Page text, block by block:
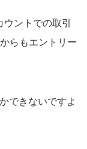
ントでの取引
らもエントリー
できないですよ